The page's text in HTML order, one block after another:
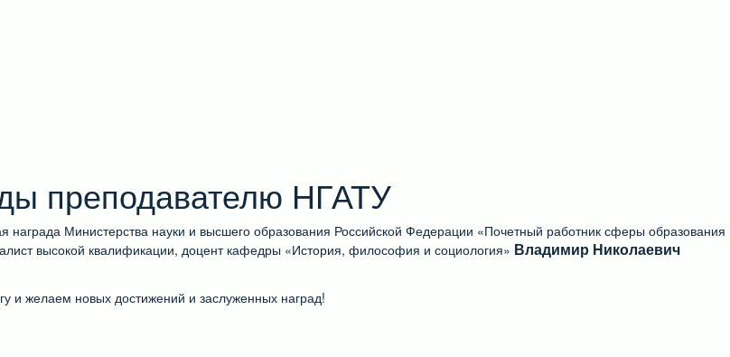
преподавателю НГАТУ
награда Министерства науки и высшего образования Российской Федерации «Почетный работник сферы образования
высокой квалификации, доцент кафедры «История, философия и социология» Владимир Николаевич
и желаем новых достижений и заслуженных наград!